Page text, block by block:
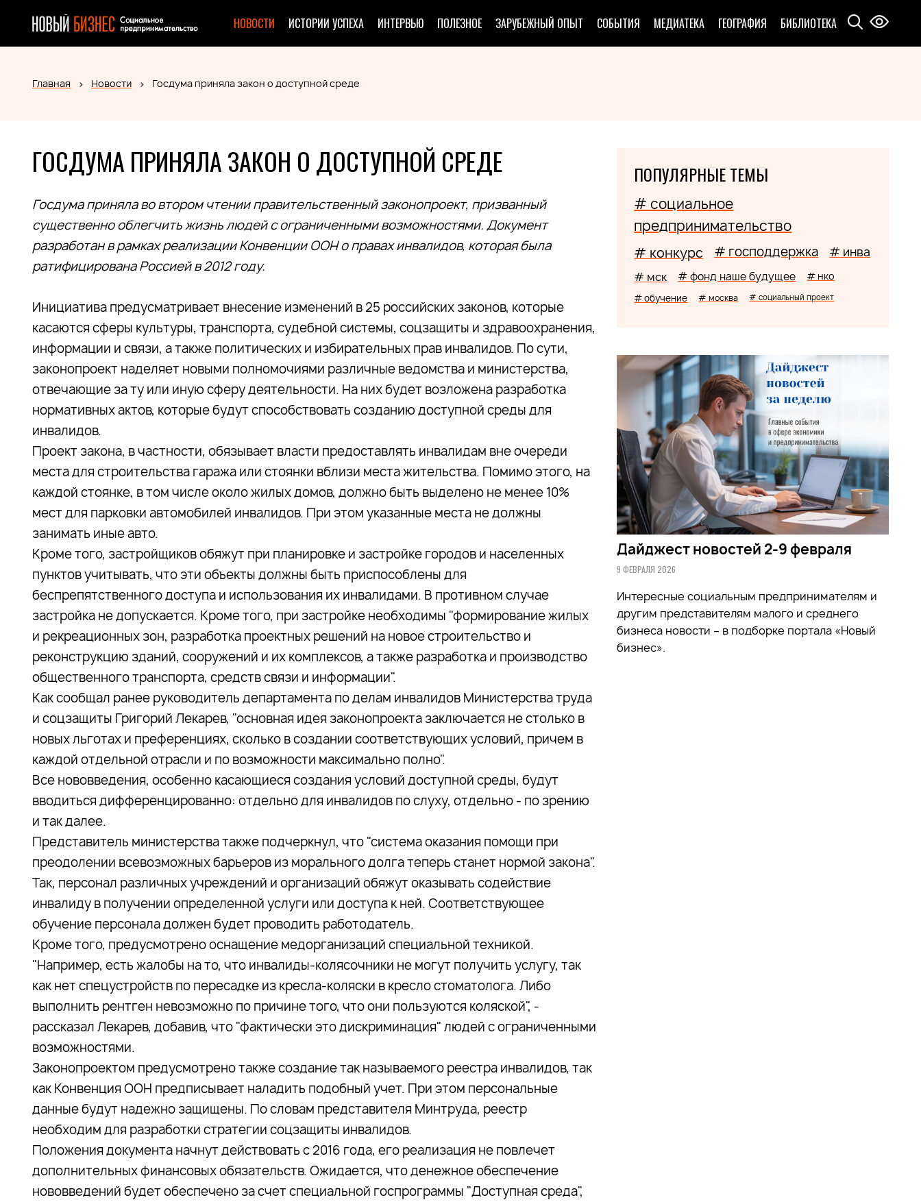
НОВОСТИ ИСТОРИИ УСПЕХА ИНТЕРВЬЮ ПОЛЕЗНОЕ ЗАРУБЕЖНЫЙ ОПЫТ СОБЫТИЯ МЕДИАТЕКА ГЕОГРАФИЯ БИБЛИОТЕКА
Главная Новости Госдума приняла закон о доступной среде
ГОСДУМА ПРИНЯЛА ЗАКОН О ДОСТУПНОЙ СРЕДЕ
Госдума приняла во втором чтении правительственный законопроект, призванный
существенно облегчить жизнь людей с ограниченными возможностями. Документ
разработан в рамках реализации Конвенции ООН о правах инвалидов, которая была
ратифицирована Россией в 2012 году.
Инициатива предусматривает внесение изменений в 25 российских законов, которые
касаются сферы культуры, транспорта, судебной системы, соцзащиты и здравоохранения,
информации и связи, а также политических и избирательных прав инвалидов. По сути,
законопроект наделяет новыми полномочиями различные ведомства и министерства,
отвечающие за ту или иную сферу деятельности. На них будет возложена разработка
нормативных актов, которые будут способствовать созданию доступной среды для
инвалидов.
Проект закона, в частности, обязывает власти предоставлять инвалидам вне очереди
места для строительства гаража или стоянки вблизи места жительства. Помимо этого, на
каждой стоянке, в том числе около жилых домов, должно быть выделено не менее 10%
мест для парковки автомобилей инвалидов. При этом указанные места не должны
занимать иные авто.
Кроме того, застройщиков обяжут при планировке и застройке городов и населенных
пунктов учитывать, что эти объекты должны быть приспособлены для
беспрепятственного доступа и использования их инвалидами. В противном случае
застройка не допускается. Кроме того, при застройке необходимы "формирование жилых
и рекреационных зон, разработка проектных решений на новое строительство и
реконструкцию зданий, сооружений и их комплексов, а также разработка и производство
общественного транспорта, средств связи и информации".
Как сообщал ранее руководитель департамента по делам инвалидов Министерства труда
и соцзащиты Григорий Лекарев, "основная идея законопроекта заключается не столько в
новых льготах и преференциях, сколько в создании соответствующих условий, причем в
каждой отдельной отрасли и по возможности максимально полно".
Все нововведения, особенно касающиеся создания условий доступной среды, будут
вводиться дифференцированно: отдельно для инвалидов по слуху, отдельно - по зрению
и так далее.
Представитель министерства также подчеркнул, что "система оказания помощи при
преодолении всевозможных барьеров из морального долга теперь станет нормой закона".
Так, персонал различных учреждений и организаций обяжут оказывать содействие
инвалиду в получении определенной услуги или доступа к ней. Соответствующее
обучение персонала должен будет проводить работодатель.
Кроме того, предусмотрено оснащение медорганизаций специальной техникой.
"Например, есть жалобы на то, что инвалиды-колясочники не могут получить услугу, так
как нет спецустройств по пересадке из кресла-коляски в кресло стоматолога. Либо
выполнить рентген невозможно по причине того, что они пользуются коляской", -
рассказал Лекарев, добавив, что "фактически это дискриминация" людей с ограниченными
возможностями.
Законопроектом предусмотрено также создание так называемого реестра инвалидов, так
как Конвенция ООН предписывает наладить подобный учет. При этом персональные
данные будут надежно защищены. По словам представителя Минтруда, реестр
необходим для разработки стратегии соцзащиты инвалидов.
Положения документа начнут действовать с 2016 года, его реализация не повлечет
дополнительных финансовых обязательств. Ожидается, что денежное обеспечение
нововведений будет обеспечено за счет специальной госпрограммы "Доступная среда",
ПОПУЛЯРНЫЕ ТЕМЫ
# социальное
предпринимательство
# конкурс # господдержка # инва
# мск # фонд наше будущее # нко
# обучение # москва # социальный проект
Дайджест новостей 2-9 февраля
9 ФЕВРАЛЯ 2026
Интересные социальным предпринимателям и
другим представителям малого и среднего
бизнеса новости – в подборке портала «Новый
бизнес».